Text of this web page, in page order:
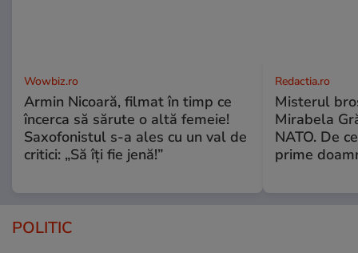
Wowbiz.ro
Armin Nicoară, filmat în timp ce
încerca să sărute o altă femeie!
Saxofonistul s-a ales cu un val de
critici: „Să îți fie jenă!”
Redactia.ro
Misterul
Mirabela
NATO. De
prime
POLITIC